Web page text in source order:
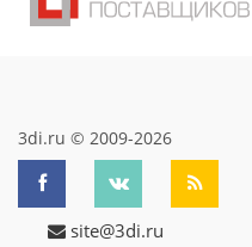
3di.ru © 2009-2026
site@3di.ru